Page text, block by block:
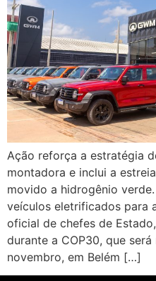
Ação reforça a estratégia
montadora e inclui a
movido a hidrogênio
veículos eletrificados para
oficial de chefes de
durante a COP30, que
novembro, em Belém […]